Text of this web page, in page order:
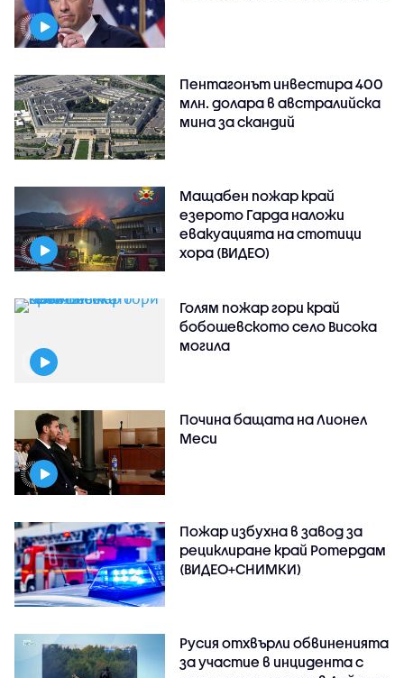
Пентагонът инвестира 400
млн. долара в австралийска
мина за скандий
Мащабен пожар край
езерото Гарда наложи
евакуацията на стотици
хора (ВИДЕО)
Голям пожар гори край
бобошевското село Висока
могила
Почина бащата на Лионел
Меси
Пожар избухна в завод за
рециклиране край Ротердам
(ВИДЕО+СНИМКИ)
Русия отхвърли обвиненията
за участие в инцидента с